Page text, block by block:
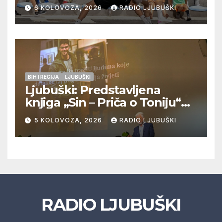
Veljaci i Cerno/Crnopod u
doigravanju, Grljevići završili
natjecanje
6 KOLOVOZA, 2026 RADIO LJUBUŠKI
BIH I REGIJA LJUBUŠKI
Ljubuški: Predstavljena
knjiga „Sin – Priča o Toniju“
dr. sc. Zdenka Hercega
5 KOLOVOZA, 2026 RADIO LJUBUŠKI
RADIO LJUBUŠKI